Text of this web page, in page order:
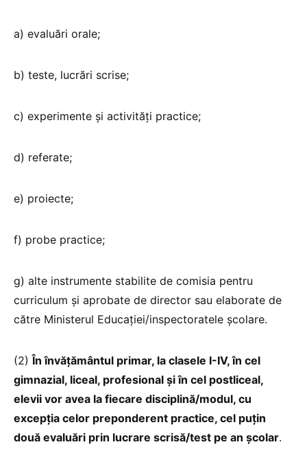
a) evaluări orale;
b) teste, lucrări scrise;
c) experimente şi activităţi practice;
d) referate;
e) proiecte;
f) probe practice;
g) alte instrumente stabilite de comisia pentru
curriculum şi aprobate de director sau elaborate de
către Ministerul Educaţiei/inspectoratele școlare.
(2)În învăţământul primar, la clasele I-IV, în cel
gimnazial, liceal, profesional şi în cel postliceal,
elevii vor avea la fiecare disciplină/modul, cu
excepţia celor preponderent practice, cel puţin
două evaluări prin lucrare scrisă/test pe an şcolar.